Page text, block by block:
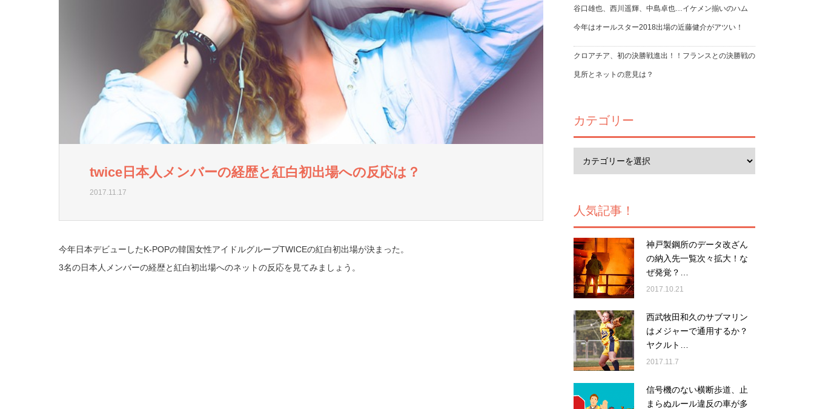
twice日本人メンバーの経歴と紅白初出場への反応は？
2017.11.17
今年日本デビューしたK-POPの韓国女性アイドルグループTWICEの紅白初出場が決まった。
3名の日本人メンバーの経歴と紅白初出場へのネットの反応を見てみましょう。
谷口雄也、西川遥輝、中島卓也…イケメン揃いのハム
今年はオールスター2018出場の近藤健介がアツい！
クロアチア、初の決勝戦進出！！フランスとの決勝戦の
見所とネットの意見は？
カテゴリー
人気記事！
神戸製鋼所のデータ改ざん
の納入先一覧次々拡大！な
ぜ発覚？…
2017.10.21
西武牧田和久のサブマリン
はメジャーで通用するか？
ヤクルト…
2017.11.7
信号機のない横断歩道、止
まらぬルール違反の車が多